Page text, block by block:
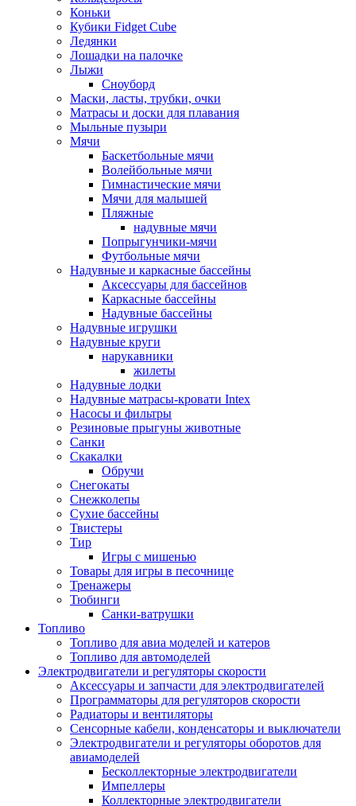
Коньки
Кубики Fidget Cube
Ледянки
Лошадки на палочке
Лыжи
Сноуборд
Маски, ласты, трубки, очки
Матрасы и доски для плавания
Мыльные пузыри
Мячи
Баскетбольные мячи
Волейбольные мячи
Гимнастические мячи
Мячи для малышей
Пляжные
надувные мячи
Попрыгунчики-мячи
Футбольные мячи
Надувные и каркасные бассейны
Аксессуары для бассейнов
Каркасные бассейны
Надувные бассейны
Надувные игрушки
Надувные круги
нарукавники
жилеты
Надувные лодки
Надувные матрасы-кровати Intex
Насосы и фильтры
Резиновые прыгуны животные
Санки
Скакалки
Обручи
Снегокаты
Снежколепы
Сухие бассейны
Твистеры
Тир
Игры с мишенью
Товары для игры в песочнице
Тренажеры
Тюбинги
Санки-ватрушки
Топливо
Топливо для авиа моделей и катеров
Топливо для автомоделей
Электродвигатели и регуляторы скорости
Аксессуары и запчасти для электродвигателей
Программаторы для регуляторов скорости
Радиаторы и вентиляторы
Сенсорные кабели, конденсаторы и выключатели
Электродвигатели и регуляторы оборотов для
авиамоделей
Бесколлекторные электродвигатели
Импеллеры
Коллекторные электродвигатели